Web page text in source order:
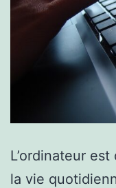
L’ordinateur
la vie